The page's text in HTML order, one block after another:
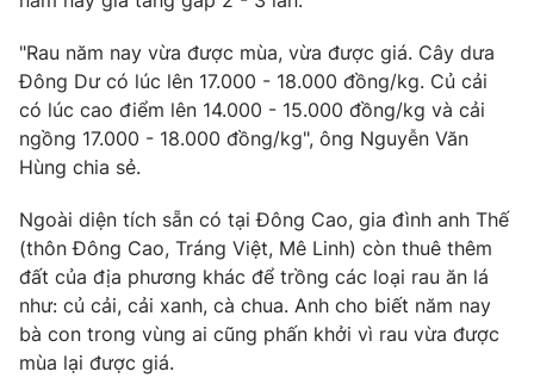
Liên hệ tòa soạn English
THỜI BÁO VTV
Theo dõi báo trên
Cơ quan chủ quản:Đài Truyền hình Việt Nam
Cơ quan báo chí:Thời báo VTV
Giấy phép hoạt động báo in và báo điện tử số 483/GP-BTTTT
"Rau năm nay vừa được mùa, vừa được giá. Cây dưa
Đông Dư có lúc lên 17.000 - 18.000 đồng/kg. Củ cải
có lúc cao điểm lên 14.000 - 15.000 đồng/kg và cải
ngồng 17.000 - 18.000 đồng/kg", ông Nguyễn Văn
Hùng chia sẻ.
Ngoài diện tích sẵn có tại Đông Cao, gia đình anh Thế
(thôn Đông Cao, Tráng Việt, Mê Linh) còn thuê thêm
đất của địa phương khác để trồng các loại rau ăn lá
như: củ cải, cải xanh, cà chua. Anh cho biết năm nay
bà con trong vùng ai cũng phấn khởi vì rau vừa được
mùa lại được giá.